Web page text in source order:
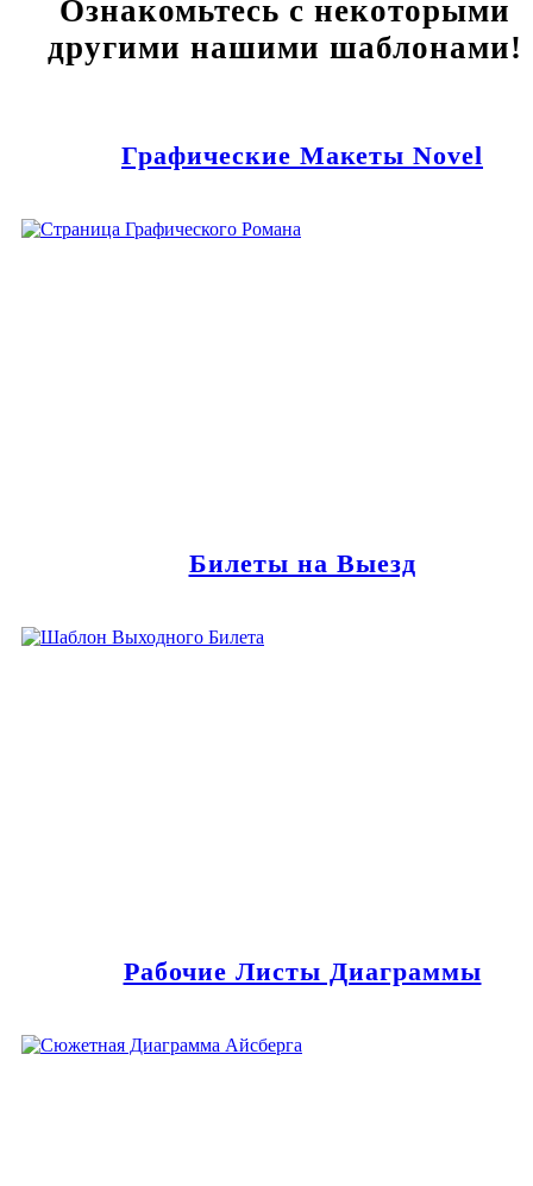
Ознакомьтесь с некоторыми
другими нашими шаблонами!
Графические Макеты Novel
Билеты на Выезд
Рабочие Листы Диаграммы